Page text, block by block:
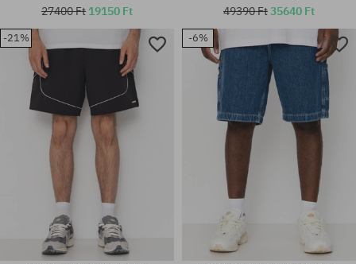
Elérhető méretek:
Elérhető méretek:
32; 33; 34; 38
27400 Ft 19150 Ft 49390 Ft35640 Ft
-21% -6%